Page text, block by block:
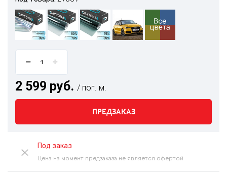
2 599 руб. / пог. м.
ПРЕДЗАКАЗ
Под заказ
Цена на момент предзаказа не является офертой